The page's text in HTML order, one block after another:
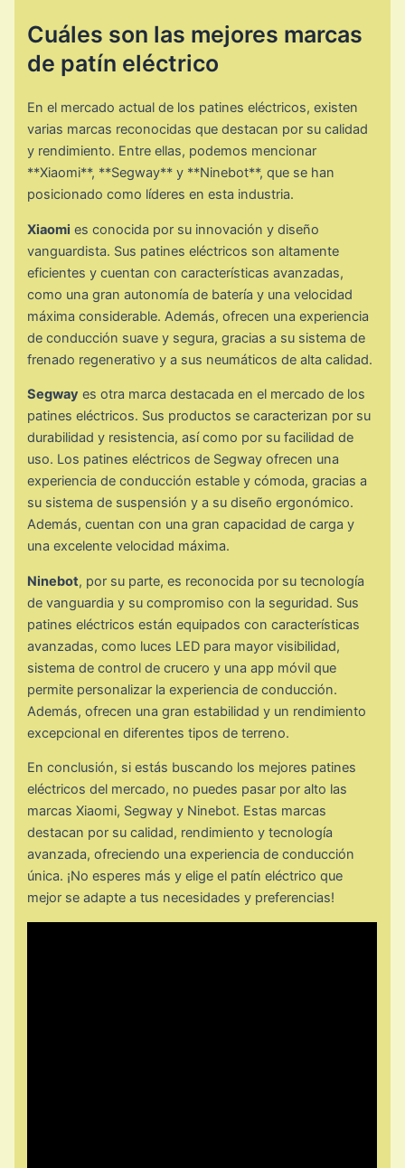
Cuáles son las mejores marcas
de patín eléctrico
En el mercado actual de los patines eléctricos, existen
varias marcas reconocidas que destacan por su calidad
y rendimiento. Entre ellas, podemos mencionar
**Xiaomi**, **Segway** y **Ninebot**, que se han
posicionado como líderes en esta industria.
Xiaomi es conocida por su innovación y diseño
vanguardista. Sus patines eléctricos son altamente
eficientes y cuentan con características avanzadas,
como una gran autonomía de batería y una velocidad
máxima considerable. Además, ofrecen una experiencia
de conducción suave y segura, gracias a su sistema de
frenado regenerativo y a sus neumáticos de alta calidad.
Segway es otra marca destacada en el mercado de los
patines eléctricos. Sus productos se caracterizan por su
durabilidad y resistencia, así como por su facilidad de
uso. Los patines eléctricos de Segway ofrecen una
experiencia de conducción estable y cómoda, gracias a
su sistema de suspensión y a su diseño ergonómico.
Además, cuentan con una gran capacidad de carga y
una excelente velocidad máxima.
Ninebot, por su parte, es reconocida por su tecnología
de vanguardia y su compromiso con la seguridad. Sus
patines eléctricos están equipados con características
avanzadas, como luces LED para mayor visibilidad,
sistema de control de crucero y una app móvil que
permite personalizar la experiencia de conducción.
Además, ofrecen una gran estabilidad y un rendimiento
excepcional en diferentes tipos de terreno.
En conclusión, si estás buscando los mejores patines
eléctricos del mercado, no puedes pasar por alto las
marcas Xiaomi, Segway y Ninebot. Estas marcas
destacan por su calidad, rendimiento y tecnología
avanzada, ofreciendo una experiencia de conducción
única. ¡No esperes más y elige el patín eléctrico que
mejor se adapte a tus necesidades y preferencias!